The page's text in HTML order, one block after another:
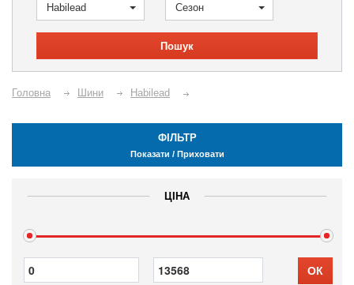
Habilead Сезон
Пошук
Головна Шини Habilead
ФІЛЬТР
Показати / Приховати
ЦІНА
ОК